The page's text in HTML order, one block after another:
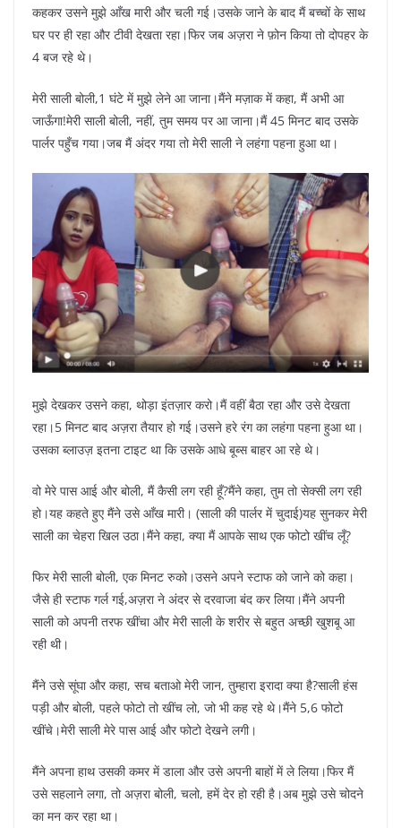
कहकर उसने मुझे आँख मारी और चली गई।उसके जाने के बाद मैं बच्चों के साथ
घर पर ही रहा और टीवी देखता रहा।फिर जब अज़रा ने फ़ोन किया तो दोपहर के
4 बज रहे थे।
मेरी साली बोली,1 घंटे में मुझे लेने आ जाना।मैंने मज़ाक में कहा, मैं अभी आ
जाऊँगा!मेरी साली बोली, नहीं, तुम समय पर आ जाना।मैं 45 मिनट बाद उसके
पार्लर पहुँच गया।जब मैं अंदर गया तो मेरी साली ने लहंगा पहना हुआ था।
मुझे देखकर उसने कहा, थोड़ा इंतज़ार करो।मैं वहीं बैठा रहा और उसे देखता
रहा।5 मिनट बाद अज़रा तैयार हो गई।उसने हरे रंग का लहंगा पहना हुआ था।
उसका ब्लाउज़ इतना टाइट था कि उसके आधे बूब्स बाहर आ रहे थे।
वो मेरे पास आई और बोली, मैं कैसी लग रही हूँ?मैंने कहा, तुम तो सेक्सी लग रही
हो।यह कहते हुए मैंने उसे आँख मारी। (साली की पार्लर में चुदाई)यह सुनकर मेरी
साली का चेहरा खिल उठा।मैंने कहा, क्या मैं आपके साथ एक फोटो खींच लूँ?
फिर मेरी साली बोली, एक मिनट रुको।उसने अपने स्टाफ को जाने को कहा।
जैसे ही स्टाफ गर्ल गई,अज़रा ने अंदर से दरवाजा बंद कर लिया।मैंने अपनी
साली को अपनी तरफ खींचा और मेरी साली के शरीर से बहुत अच्छी खुशबू आ
रही थी।
मैंने उसे सूंघा और कहा, सच बताओ मेरी जान, तुम्हारा इरादा क्या है?साली हंस
पड़ी और बोली, पहले फोटो तो खींच लो, जो भी कह रहे थे।मैंने 5,6 फोटो
खींचे।मेरी साली मेरे पास आई और फोटो देखने लगी।
मैंने अपना हाथ उसकी कमर में डाला और उसे अपनी बाहों में ले लिया।फिर मैं
उसे सहलाने लगा, तो अज़रा बोली, चलो, हमें देर हो रही है।अब मुझे उसे चोदने
का मन कर रहा था।